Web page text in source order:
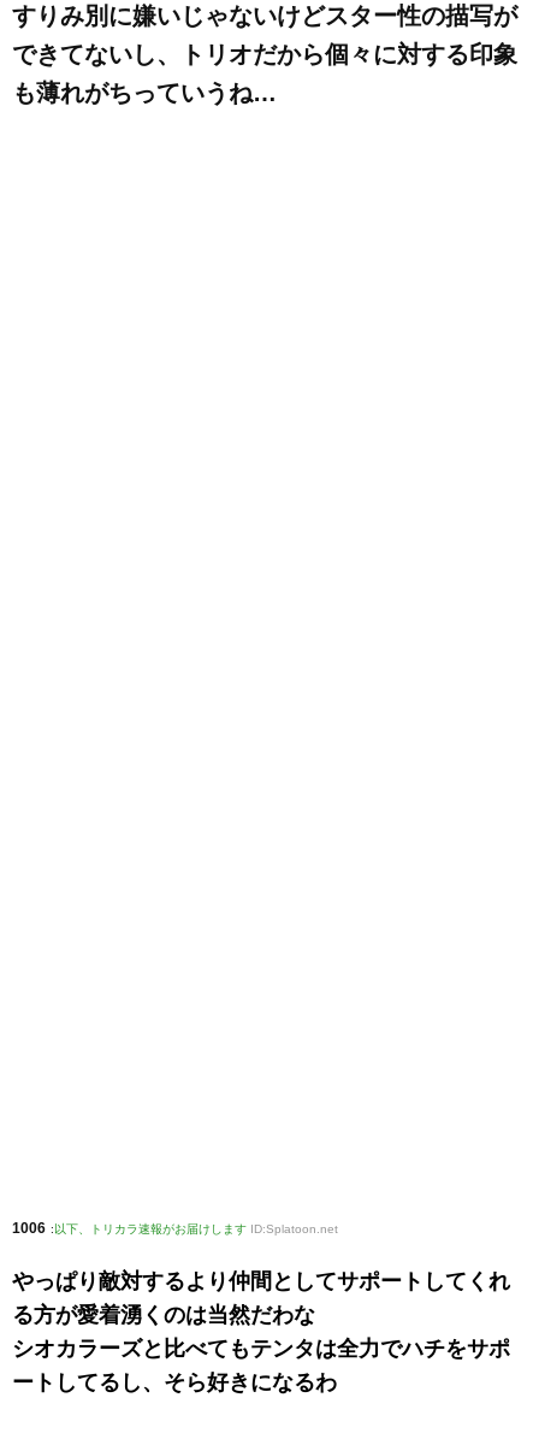
すりみ別に嫌いじゃないけどスター性の描写が
できてないし、トリオだから個々に対する印象
も薄れがちっていうね…
1006 :以下、トリカラ速報がお届けします ID:Splatoon.net
やっぱり敵対するより仲間としてサポートしてくれ
る方が愛着湧くのは当然だわな
シオカラーズと比べてもテンタは全力でハチをサポ
ートしてるし、そら好きになるわ